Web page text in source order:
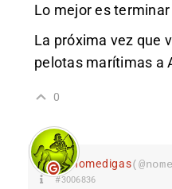
Lo mejor es
La próxima vez que
pelotas marítimas a
0
nomedigas
#3006836